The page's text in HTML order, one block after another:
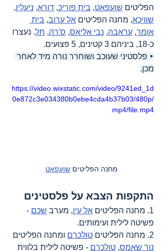
הפליטים שועפאט, בית פוריכ, דורא, ניעלין,
שוויכא, מחנה הפליטים אל ערוב, בית
אומר, עראבה, נבי אליאס, ס'רה, תל. נעצרו
כ-18, ביניהם 3 קטינים, 5 פצועים.
‣ פלסטיני שעוכב ושוחרר נורה מיד לאחר
מכן.
https://video.wixstatic.com/video/9241ed_1d
0e872c3e034380b0ebe4cda4b37b03/480p/
mp4/file.mp4
מחנה הפליטים שועפאט
התקפות הצבא על פלסטינים
1. מחנה הפליטים אל עין, מערב שכם -
פשיטה לילית ועימותים.
2. מחנה הפליטים
טולכרם ומחנה הפליטים
נור שאמס, טולכרם - פשיטה לילית בלווית